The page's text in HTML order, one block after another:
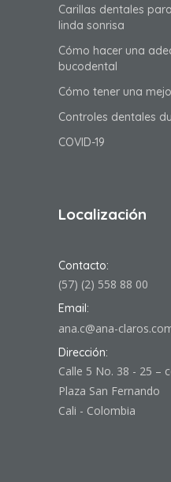
Carillas dentales
linda sonrisa
Cómo hacer una
bucodental
Cómo tener una
Controles dentales
COVID-19
Localización
Contacto:
(57) (2) 558 88 00
Email:
ana.c@ana-
Dirección:
Calle 5 No. 38 - 25 –
Plaza San Fernando
Cali - Colombia